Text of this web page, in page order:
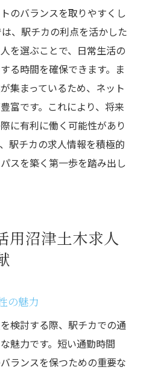
のバランスを取りやすくし
、駅チカの利点を活かした
を選ぶことで、日常生活の
る時間を確保できます。ま
集まっているため、ネット
富です。これにより、将来
に有利に働く可能性があり
駅チカの求人情報を積極的
スを築く第一歩を踏み出し
用沼津土木求人
の魅力
検討する際、駅チカでの通
魅力です。短い通勤時間
ランスを保つための重要な